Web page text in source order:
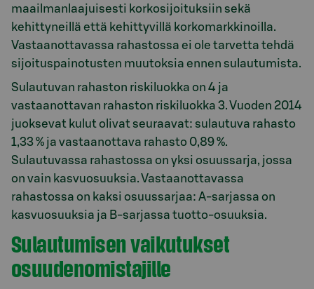
maailmanlaajuisesti korkosijoituksiin sekä
kehittyneillä että kehittyvillä korkomarkkinoilla.
Vastaanottavassa rahastossa ei ole tarvetta tehdä
sijoituspainotusten muutoksia ennen sulautumista.
Sulautuvan rahaston riskiluokka on 4 ja
vastaanottavan rahaston riskiluokka 3. Vuoden 2014
juoksevat kulut olivat seuraavat: sulautuva rahasto
1,33 % ja vastaanottava rahasto 0,89 %.
Sulautuvassa rahastossa on yksi osuussarja, jossa
on vain kasvuosuuksia. Vastaanottavassa
rahastossa on kaksi osuussarjaa: A-sarjassa on
kasvuosuuksia ja B-sarjassa tuotto-osuuksia.
Sulautumisen vaikutukset
osuudenomistajille